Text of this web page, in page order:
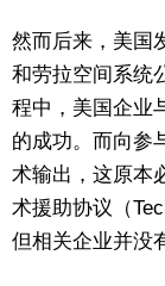
然而后来，美国
和劳拉空间系统
程中，美国企业
的成功。而向参
术输出，这原
术援助协议（
但相关企业并没